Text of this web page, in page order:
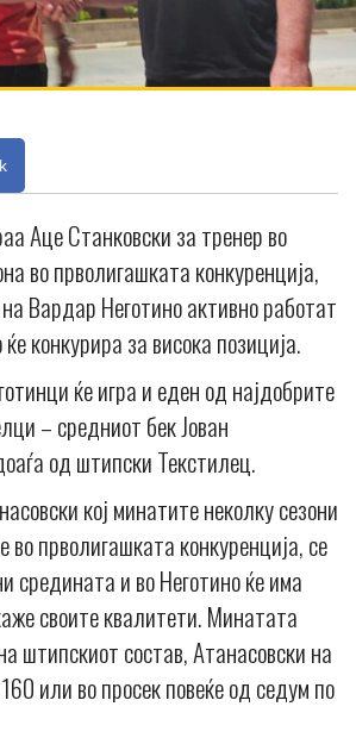
Аце Станковски за тренер во
во прволигашката конкуренција,
Вардар Неготино активно работат
конкурира за висока позиција.
ќе игра и еден од најдобрите
– средниот бек Јован
од штипски Текстилец.
кој минатите неколку сезони
во прволигашката конкуренција, се
средината и во Неготино ќе има
своите квалитети. Минатата
штипскиот состав, Атанасовски на
или во просек повеќе од седум по